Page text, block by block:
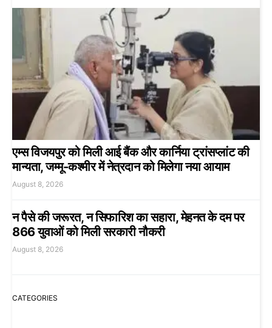
एम्स विजयपुर को मिली आई बैंक और कार्निया ट्रांसप्लांट की
मान्यता, जम्मू-कश्मीर में नेत्रदान को मिलेगा नया आयाम
August 8, 2026
न पैसे की जरूरत, न सिफारिश का सहारा, मेहनत के दम पर
866 युवाओं को मिली सरकारी नौकरी
August 8, 2026
CATEGORIES